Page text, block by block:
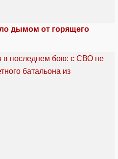
дымом от горящего